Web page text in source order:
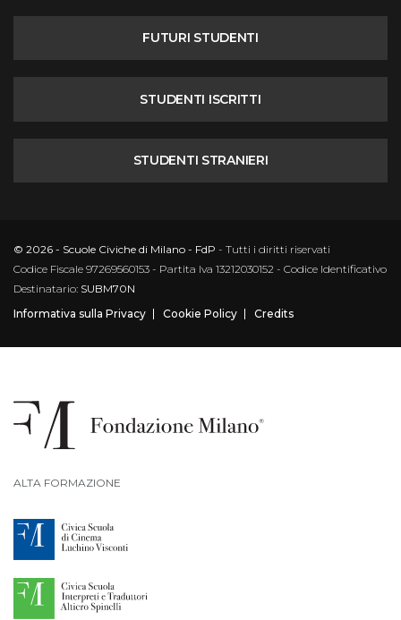
FUTURI STUDENTI
STUDENTI ISCRITTI
STUDENTI STRANIERI
© 2026 - Scuole Civiche di Milano - FdP - Tutti i diritti riservati
Codice Fiscale 97269560153 - Partita Iva 13212030152 - Codice Identificativo
Destinatario: SUBM70N
Informativa sulla Privacy
Cookie Policy Credits
ALTA FORMAZIONE